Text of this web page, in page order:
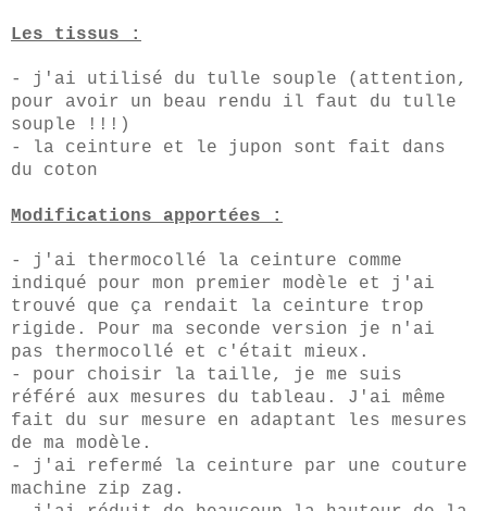
Les tissus :
- j'ai utilisé du tulle souple (attention,
pour avoir un beau rendu il faut du tulle
souple !!!)
- la ceinture et le jupon sont fait dans
du coton
Modifications apportées :
- j'ai thermocollé la ceinture comme
indiqué pour mon premier modèle et j'ai
trouvé que ça rendait la ceinture trop
rigide. Pour ma seconde version je n'ai
pas thermocollé et c'était mieux.
- pour choisir la taille, je me suis
référé aux mesures du tableau. J'ai même
fait du sur mesure en adaptant les mesures
de ma modèle.
- j'ai refermé la ceinture par une couture
machine zip zag.